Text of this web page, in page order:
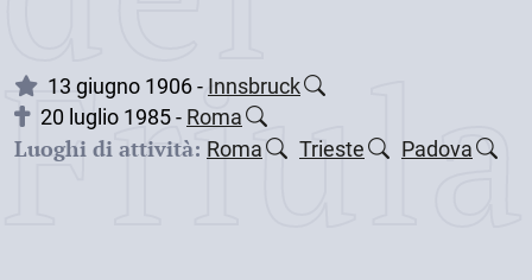
13 giugno 1906 - Innsbruck
20 luglio 1985 - Roma
Luoghi di attività: Roma Trieste Padova